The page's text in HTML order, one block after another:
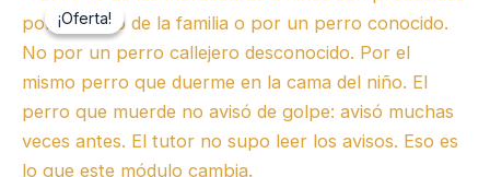
¡Oferta!
¡Oferta!